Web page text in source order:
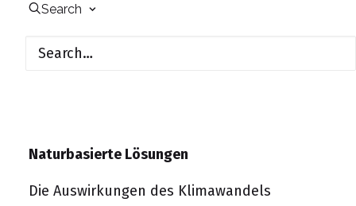
Search
Naturbasierte Lösungen
Die Auswirkungen des Klimawandels